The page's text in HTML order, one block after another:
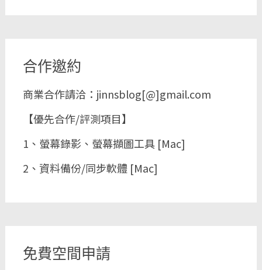
合作邀約
商業合作請洽：jinnsblog[@]gmail.com
【優先合作/評測項目】
1、螢幕錄影、螢幕擷圖工具 [Mac]
2、資料備份/同步軟體 [Mac]
免費空間申請